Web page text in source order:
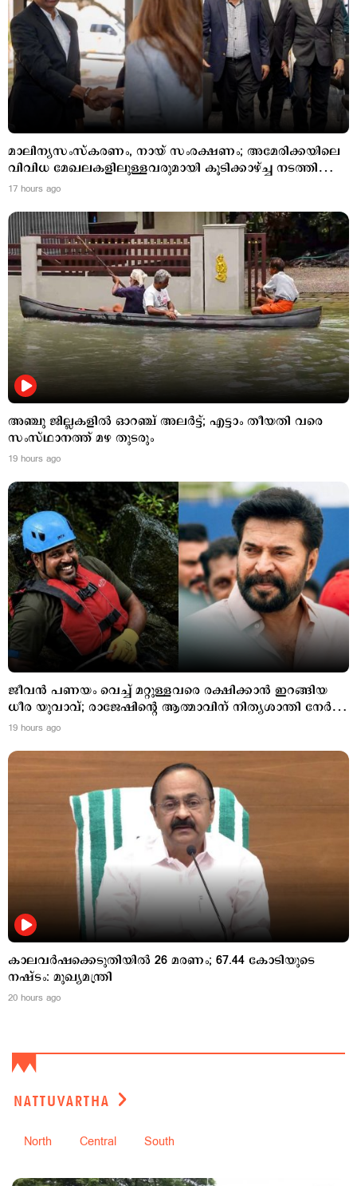
മാലിന്യസംസ്കരണം, നായ് സംരക്ഷണം; അമേരിക്കയിലെ
വിവിധ മേഖലകളിലുള്ളവരുമായി കൂടിക്കാഴ്ച്ച നടത്തി
മേയര്‍
17 hours ago
അഞ്ചു ജില്ലകളില്‍ ഓറഞ്ച് അലര്‍ട്ട്; എട്ടാം തീയതി വരെ
സംസ്ഥാനത്ത് മഴ തുടരും
19 hours ago
ജീവൻ പണയം വെച്ച് മറ്റുള്ളവരെ രക്ഷിക്കാൻ ഇറങ്ങിയ
ധീര യുവാവ്; രാജേഷിന്‍റെ ആത്മാവിന് നിത്യശാന്തി നേർന്ന്
മമ്മൂട്ടി
19 hours ago
കാലവര്‍ഷക്കെടുതിയില്‍ 26 മരണം; 67.44 കോടിയുടെ
നഷ്ടം: മുഖ്യമന്ത്രി
20 hours ago
NATTUVARTHA
North Central South